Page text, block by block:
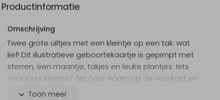
Productinformatie
Omschrijving
Twee grote uiltjes met een kleintje op een tak: wat
lief! Dit illustratieve geboortekaartje is gepimpt met
sterren, een maantje, takjes en leuke plantjes. Iets
voor jouw kleintje? Zet haar naam op de voorkant en
maak hem compleet met eigen teksten!
Toon meer